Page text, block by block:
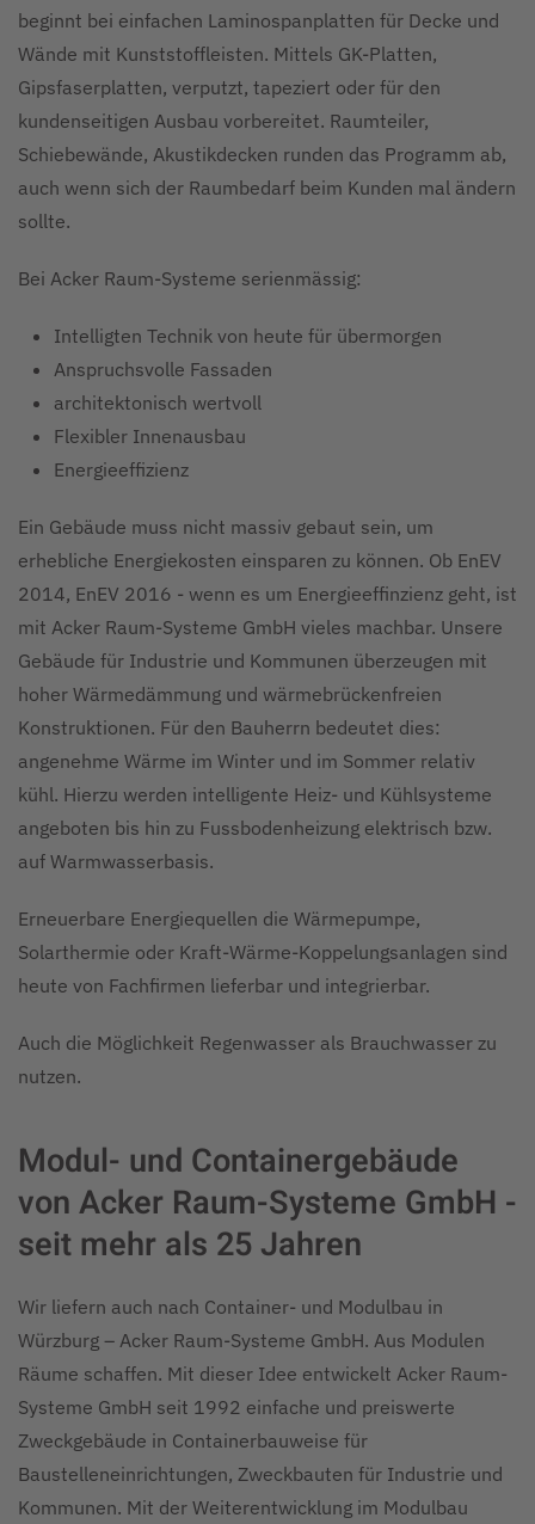
beginnt bei einfachen Laminospanplatten für Decke und
Wände mit Kunststoffleisten. Mittels GK-Platten,
Gipsfaserplatten, verputzt, tapeziert oder für den
kundenseitigen Ausbau vorbereitet. Raumteiler,
Schiebewände, Akustikdecken runden das Programm ab,
auch wenn sich der Raumbedarf beim Kunden mal ändern
sollte.
Bei Acker Raum-Systeme serienmässig:
Intelligten Technik von heute für übermorgen
Anspruchsvolle Fassaden
architektonisch wertvoll
Flexibler Innenausbau
Energieeffizienz
Ein Gebäude muss nicht massiv gebaut sein, um
erhebliche Energiekosten einsparen zu können. Ob EnEV
2014, EnEV 2016 - wenn es um Energieeffinzienz geht, ist
mit Acker Raum-Systeme GmbH vieles machbar. Unsere
Gebäude für Industrie und Kommunen überzeugen mit
hoher Wärmedämmung und wärmebrückenfreien
Konstruktionen. Für den Bauherrn bedeutet dies:
angenehme Wärme im Winter und im Sommer relativ
kühl. Hierzu werden intelligente Heiz- und Kühlsysteme
angeboten bis hin zu Fussbodenheizung elektrisch bzw.
auf Warmwasserbasis.
Erneuerbare Energiequellen die Wärmepumpe,
Solarthermie oder Kraft-Wärme-Koppelungsanlagen sind
heute von Fachfirmen lieferbar und integrierbar.
Auch die Möglichkeit Regenwasser als Brauchwasser zu
nutzen.
Modul- und Containergebäude
von Acker Raum-Systeme GmbH -
seit mehr als 25 Jahren
Wir liefern auch nach Container- und Modulbau in
Würzburg – Acker Raum-Systeme GmbH. Aus Modulen
Räume schaffen. Mit dieser Idee entwickelt Acker Raum-
Systeme GmbH seit 1992 einfache und preiswerte
Zweckgebäude in Containerbauweise für
Baustelleneinrichtungen, Zweckbauten für Industrie und
Kommunen. Mit der Weiterentwicklung im Modulbau